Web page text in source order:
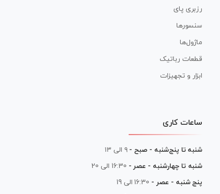
رزبری پای
سنسورها
ماژول‌ها
قطعات رباتیک
ابزار و تجهیزات
ساعات کاری
شنبه تا پنج‌شنبه - صبح - ۹ الی ۱۳
شنبه تا چهارشنبه - عصر - 16:30 الی 20
پنج شنبه - عصر - 16:30 الی 19